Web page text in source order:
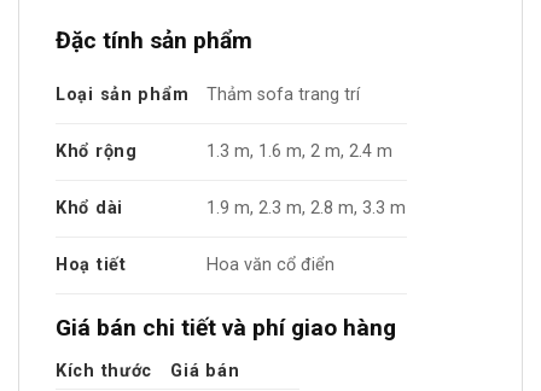
Đặc tính sản phẩm
Loại sản phẩm Thảm sofa trang trí
Khổ rộng 1.3 m, 1.6 m, 2 m, 2.4 m
Khổ dài 1.9 m, 2.3 m, 2.8 m, 3.3 m
Hoạ tiết Hoa văn cổ điển
Giá bán chi tiết và phí giao hàng
Kích thước
Giá bán